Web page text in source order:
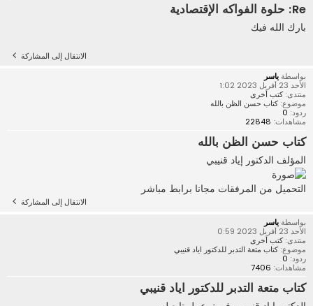
Re: حلوة الفواكه الإقتصادية
بارك الله فيك
الانتقال إلى المشاركة
بواسطةياسر
الأحد 23 أفريل 2023 1:02
منتدى:كتب أخرى
موضوع:كتاب حسن الظن بالله
ردود: 0
مشاهدات: 22848
كتاب حسن الظن بالله
المؤلف الدكتور إياد قنيبي
التحميل من المرفقات مجانا برابط مباشر
الانتقال إلى المشاركة
بواسطةياسر
الأحد 23 أفريل 2023 0:59
منتدى:كتب أخرى
موضوع:كتاب متعة التدبر للدكتور اياد قنيبي
ردود: 0
مشاهدات: 7406
كتاب متعة التدبر للدكتور اياد قنيبي